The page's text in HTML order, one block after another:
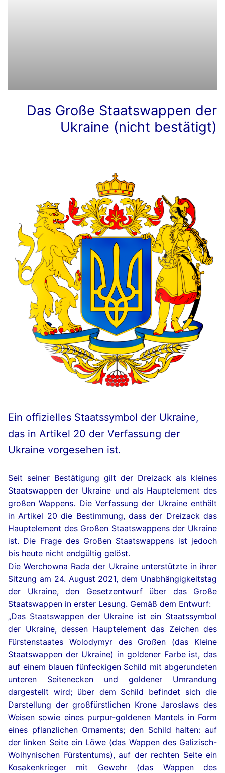
Das Große Staatswappen der
Ukraine (nicht bestätigt)
Ein offizielles Staatssymbol der Ukraine,
das in Artikel 20 der Verfassung der
Ukraine vorgesehen ist.
Seit seiner Bestätigung gilt der Dreizack als kleines
Staatswappen der Ukraine und als Hauptelement des
großen Wappens. Die Verfassung der Ukraine enthält
in Artikel 20 die Bestimmung, dass der Dreizack das
Hauptelement des Großen Staatswappens der Ukraine
ist. Die Frage des Großen Staatswappens ist jedoch
bis heute nicht endgültig gelöst.
Die Werchowna Rada der Ukraine unterstützte in ihrer
Sitzung am 24. August 2021, dem Unabhängigkeitstag
der Ukraine, den Gesetzentwurf über das Große
Staatswappen in erster Lesung. Gemäß dem Entwurf:
„Das Staatswappen der Ukraine ist ein Staatssymbol
der Ukraine, dessen Hauptelement das Zeichen des
Fürstenstaates Wolodymyr des Großen (das Kleine
Staatswappen der Ukraine) in goldener Farbe ist, das
auf einem blauen fünfeckigen Schild mit abgerundeten
unteren Seitenecken und goldener Umrandung
dargestellt wird; über dem Schild befindet sich die
Darstellung der großfürstlichen Krone Jaroslaws des
Weisen sowie eines purpur-goldenen Mantels in Form
eines pflanzlichen Ornaments; den Schild halten: auf
der linken Seite ein Löwe (das Wappen des Galizisch-
Wolhynischen Fürstentums), auf der rechten Seite ein
Kosakenkrieger mit Gewehr (das Wappen des